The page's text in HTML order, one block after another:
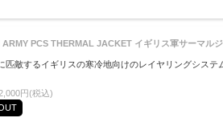
ARMY PCS THERMAL JACKET イギリス軍サーマル
匹敵するイギリスの寒冷地向けのレイヤリングシス
円(税込)